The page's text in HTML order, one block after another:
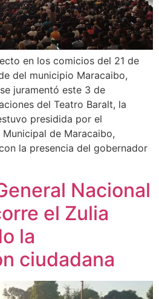
en los comicios del 21 de
del municipio Maracaibo,
juramentó este 3 de
del Teatro Baralt, la
presidida por el
de Maracaibo,
la presencia del gobernador
Nacional
el Zulia
la
ciudadana